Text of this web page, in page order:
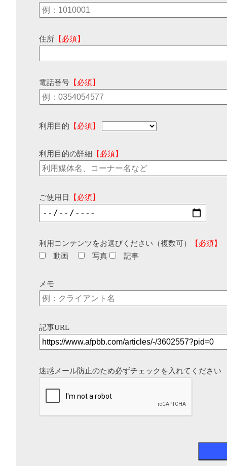
住所 【必須】
電話番号 【必須】
利用目的 【必須】
利用目的の詳細 【必須】
ご使用日 【必須】
利用コンテンツをお選びください（複数可）
【必須】
動画
写真 記事
メモ
記事URL
迷惑メール防止のため必ずチェックを入れてください